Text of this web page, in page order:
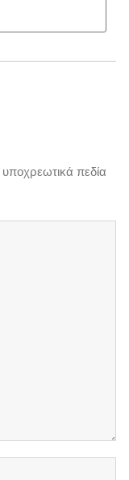
πεδία